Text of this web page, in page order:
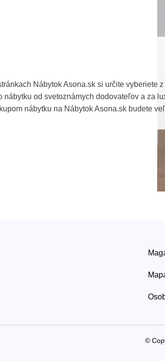
Nábytok Asona.sk si určite vyberiete
nábytku od svetoznámych dodovateľov a za
nábytku na Nábytok Asona.sk budete
©